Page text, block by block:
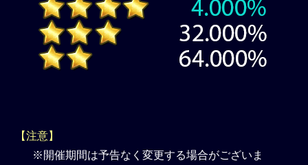
【注意】
※開催期間は予告なく変更する場合がございま